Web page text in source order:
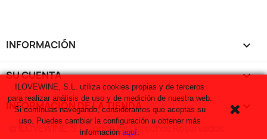
INFORMACIÓN 
SU CUENTA 
INFORMACIÓN DE LA TIENDA keyboard_arrow_down
ILOVEWINE, S.L. utiliza cookies propias y de terceros
para realizar análisis de uso y de medición de nuestra web.
Si continuas navegando, consideramos que aceptas su
uso. Puedes cambiar la configuración u obtener más
información aquí.
© ILOVEWINE, S.L. Todos los Derechos Reservados.